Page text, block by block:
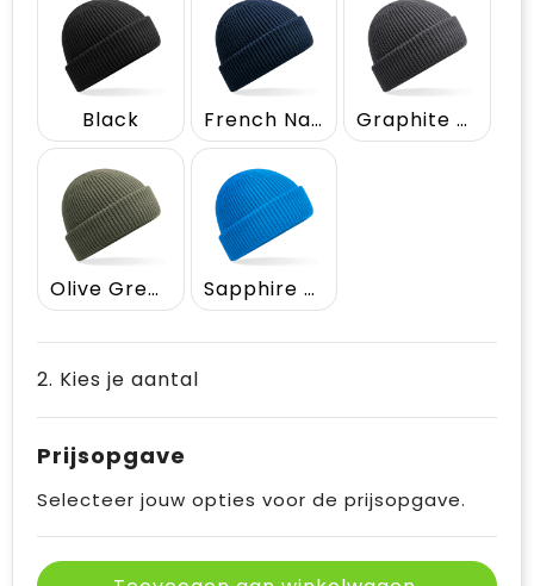
Black French Navy Graphite Grey
Olive Green Sapphire Blue
2. Kies je aantal
Prijsopgave
Selecteer jouw opties voor de prijsopgave.